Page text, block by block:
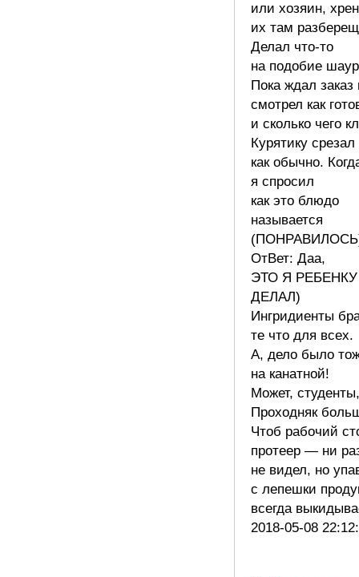
или хозяин, хрен
их там
Делал что-то
на подобие
Пока ждал заказ
смотрел как
и сколько чего
Курятику срезал
как обычно.
я спросил
как это блюдо
называется
ОтВет: Даа,
ЭТО Я РЕБЕНКУ
ДЕЛАЛ)
Ингридиенты
те что для всех.
А, дело было
на канатной!
Может, студенты,
Проходняк
Чтоб рабочий
протеер — ни
не видел, но
с лепешки
всегда
2018-05-08